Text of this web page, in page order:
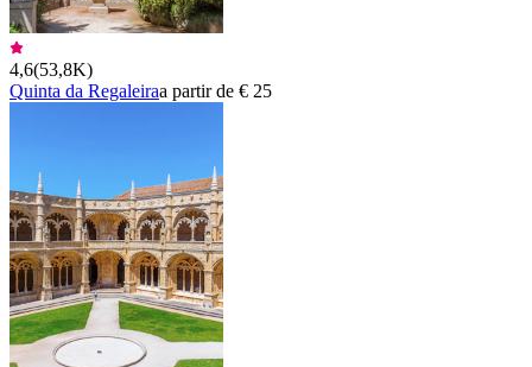
4,6(53,8K)
Quinta da Regaleiraa partir de € 25